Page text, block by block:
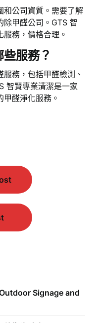
和公司資質。需要了解
除甲醛公司。GTS 智
務，價格合理。
服務？
務，包括甲醛檢測、
智賢專業清潔是一家
醛淨化服務。
Signage and